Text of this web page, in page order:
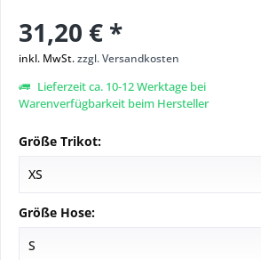
31,20 € *
inkl. MwSt.zzgl. Versandkosten
Lieferzeit ca. 10-12 Werktage bei
Warenverfügbarkeit beim Hersteller
Größe Trikot:
Größe Hose: